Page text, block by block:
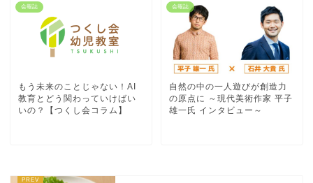
会報誌
もう未来のことじゃない！AI
教育とどう関わっていけばい
いの？【つくし会コラム】
会報誌
自然の中の一人遊びが創造力
の原点に ～現代美術作家 平子
雄一氏 インタビュー～